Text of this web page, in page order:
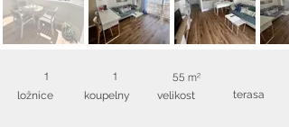
1
ložnice
1
koupelny
55 m²
velikost terasa